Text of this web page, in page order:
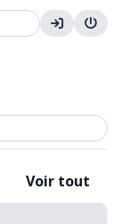
Voir tout